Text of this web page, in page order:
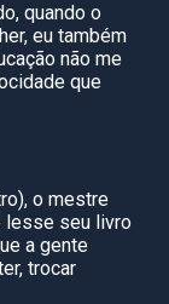
quando o
eu também
não me
que
o mestre
lesse seu livro
a gente
trocar